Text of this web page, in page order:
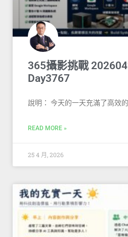
365攝影挑戰
Day3767
說明： 今天的一天充滿了高效
READ MORE »
25 4 月, 2026